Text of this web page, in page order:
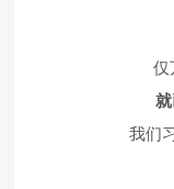
仅
我们